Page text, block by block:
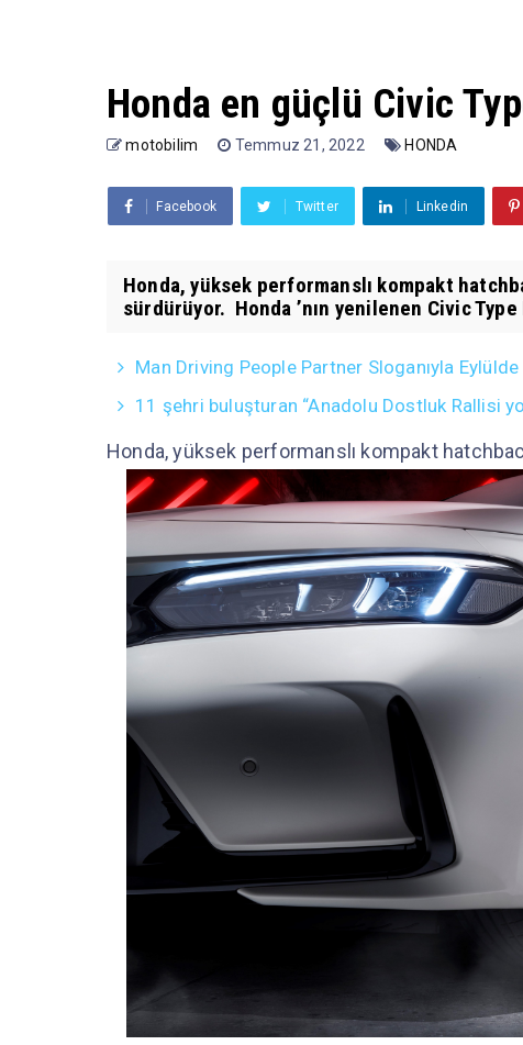
Honda en güçlü Civic
motobilim Temmuz 21, 2022 HONDA
Facebook Twitter Linkedin
Honda, yüksek performanslı kompakt
sürdürüyor. Honda ’nın yenilenen Civic Type
Man Driving People Partner Sloganıyla
11 şehri buluşturan “Anadolu Dostluk Rallisi
Honda, yüksek performanslı kompakt